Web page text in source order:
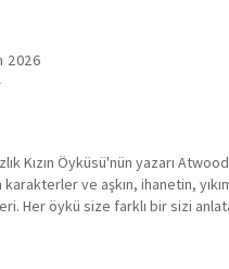
2026
Kızın Öyküsü'nün yazarı
ve aşkın, ihanetin,
Her öykü size farklı bir sizi